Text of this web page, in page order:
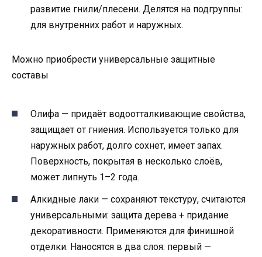
развитие гнили/плесени. Делятся на подгруппы:
для внутренних работ и наружных.
Можно приобрести универсальные защитные
составы
Олифа — придаёт водоотталкивающие свойства,
защищает от гниения. Используется только для
наружных работ, долго сохнет, имеет запах.
Поверхность, покрытая в несколько слоёв,
может липнуть 1–2 года.
Алкидные лаки — сохраняют текстуру, считаются
универсальными: защита дерева + придание
декоративности. Применяются для финишной
отделки. Наносятся в два слоя: первый —